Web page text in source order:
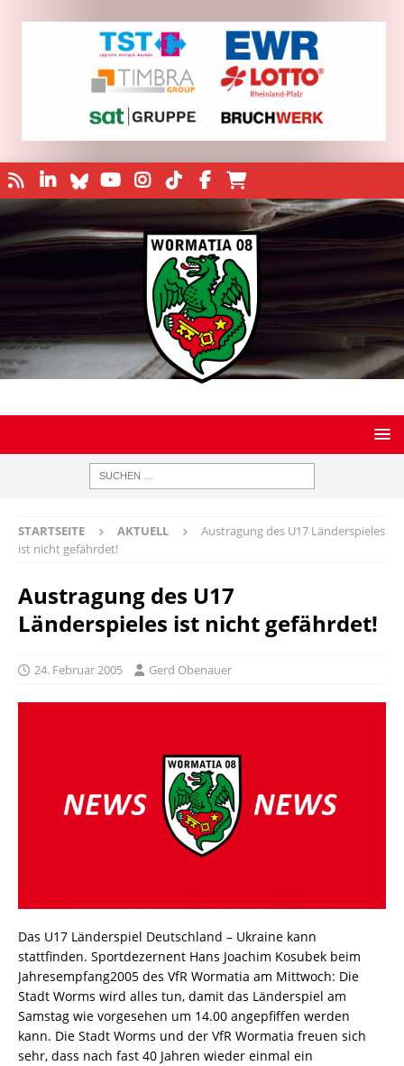
STARTSEITE AKTUELL
Austragung des U17 Länderspieles
ist nicht gefährdet!
Austragung des U17
Länderspieles ist nicht gefährdet!
24. Februar 2005 Gerd Obenauer
Das U17 Länderspiel Deutschland – Ukraine kann
stattfinden. Sportdezernent Hans Joachim Kosubek beim
Jahresempfang2005 des VfR Wormatia am Mittwoch: Die
Stadt Worms wird alles tun, damit das Länderspiel am
Samstag wie vorgesehen um 14.00 angepfiffen werden
kann. Die Stadt Worms und der VfR Wormatia freuen sich
sehr, dass nach fast 40 Jahren wieder einmal ein